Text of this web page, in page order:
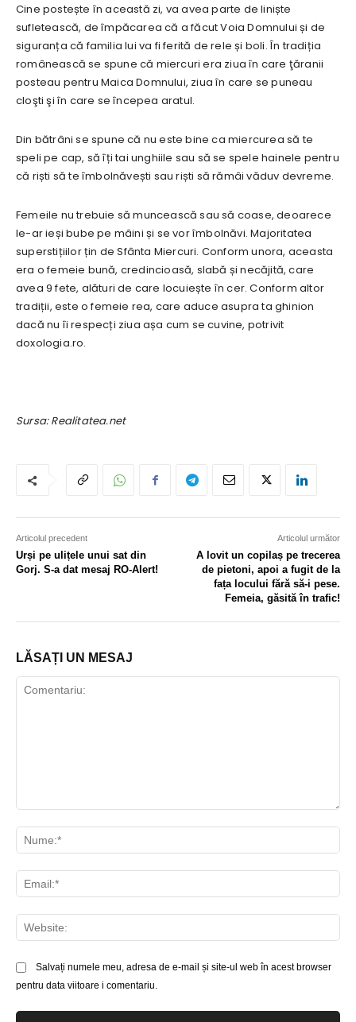
Cine postește în această zi, va avea parte de liniște
sufletească, de împăcarea că a făcut Voia Domnului și de
siguranța că familia lui va fi ferită de rele și boli. În tradiția
românească se spune că miercuri era ziua în care ţăranii
posteau pentru Maica Domnului, ziua în care se puneau
cloşti şi în care se începea aratul.
Din bătrâni se spune că nu este bine ca miercurea să te
speli pe cap, să îți tai unghiile sau să se spele hainele pentru
că riști să te îmbolnăvești sau riști să rămâi văduv devreme.
Femeile nu trebuie să muncească sau să coase, deoarece
le-ar ieși bube pe mâini și se vor îmbolnăvi. Majoritatea
superstițiilor țin de Sfânta Miercuri. Conform unora, aceasta
era o femeie bună, credincioasă, slabă și necăjită, care
avea 9 fete, alături de care locuiește în cer. Conform altor
tradiții, este o femeie rea, care aduce asupra ta ghinion
dacă nu îi respecți ziua așa cum se cuvine, potrivit
doxologia.ro.
Sursa: Realitatea.net
Articolul precedent
Urși pe ulițele unui sat din
Gorj. S-a dat mesaj RO-Alert!
Articolul următor
A lovit un copilaș pe trecerea
de pietoni, apoi a fugit de la
fața locului fără să-i pese.
Femeia, găsită în trafic!
LĂSAȚI UN MESAJ
Salvați numele meu, adresa de e-mail și site-ul web în acest browser
pentru data viitoare i comentariu.